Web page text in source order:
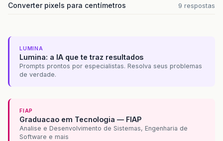
Converter pixels para centímetros 9 respostas
LUMINA
Lumina: a IA que te traz resultados
Prompts prontos por especialistas. Resolva seus problemas
de verdade.
FIAP
Graduacao em Tecnologia — FIAP
Analise e Desenvolvimento de Sistemas, Engenharia de
Software e mais